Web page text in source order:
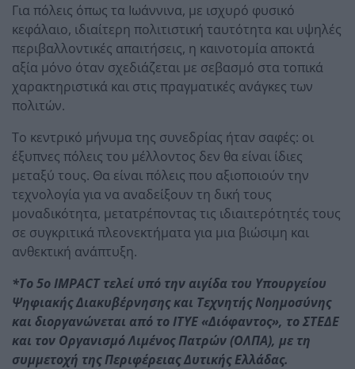
Για πόλεις όπως τα Ιωάννινα, με ισχυρό φυσικό
κεφάλαιο, ιδιαίτερη πολιτιστική ταυτότητα και υψηλές
περιβαλλοντικές απαιτήσεις, η καινοτομία αποκτά
αξία μόνο όταν σχεδιάζεται με σεβασμό στα τοπικά
χαρακτηριστικά και στις πραγματικές ανάγκες των
πολιτών.
Το κεντρικό μήνυμα της συνεδρίας ήταν σαφές: οι
έξυπνες πόλεις του μέλλοντος δεν θα είναι ίδιες
μεταξύ τους. Θα είναι πόλεις που αξιοποιούν την
τεχνολογία για να αναδείξουν τη δική τους
μοναδικότητα, μετατρέποντας τις ιδιαιτερότητές τους
σε συγκριτικά πλεονεκτήματα για μια βιώσιμη και
ανθεκτική ανάπτυξη.
*Το 5oIMPACT τελεί υπό την αιγίδα του Υπουργείου
Ψηφιακής Διακυβέρνησης και Τεχνητής Νοημοσύνης
και διοργανώνεται από το ΙΤΥΕ «Διόφαντος», το ΣΤΕΔΕ
και τον Οργανισμό Λιμένος Πατρών (ΟΛΠΑ), με τη
συμμετοχή της Περιφέρειας Δυτικής Ελλάδας.